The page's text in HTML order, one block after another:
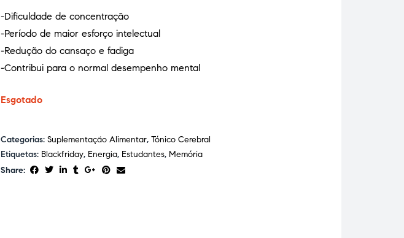
-Dificuldade de concentração
-Período de maior esforço intelectual
-Redução do cansaço e fadiga
-Contribui para o normal desempenho mental
Esgotado
Categorias: Suplementação Alimentar, Tónico Cerebral
Etiquetas: Blackfriday, Energia, Estudantes, Memória
Share: